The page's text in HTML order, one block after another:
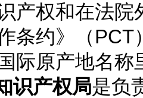
产权和在法
作条约》（
际原产地名
识产权局是负